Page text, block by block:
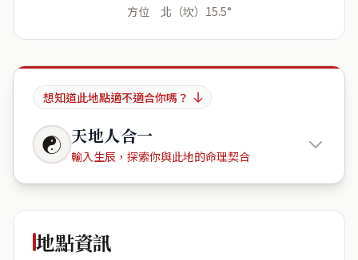
方位 北（坎）15.5°
想知道此地點適不適合你嗎？
☯ 天地人合一
輸入生辰，探索你與此地的命理契合
中悅四季
地點資訊